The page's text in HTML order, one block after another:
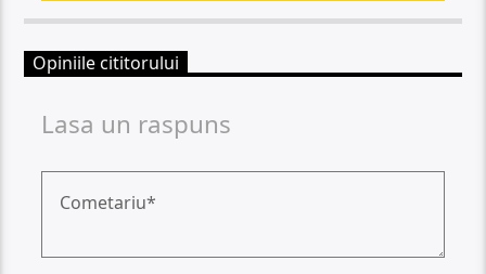
Opiniile cititorului
Lasa un raspuns